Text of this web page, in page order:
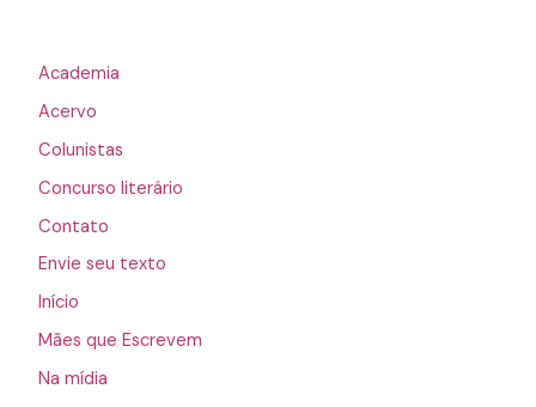
Academia
Acervo
Colunistas
Concurso literário
Contato
Envie seu texto
Início
Mães que Escrevem
Na mídia